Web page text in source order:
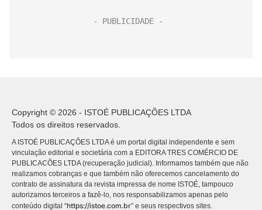
Copyright © 2026 - ISTOÉ PUBLICAÇÕES LTDA
Todos os direitos reservados.
A ISTOÉ PUBLICAÇÕES LTDA é um portal digital independente e sem
vinculação editorial e societária com a EDITORA TRES COMÉRCIO DE
PUBLICACÕES LTDA (recuperação judicial). Informamos também que não
realizamos cobranças e que também não oferecemos cancelamento do
contrato de assinatura da revista impressa de nome ISTOÉ, tampouco
autorizamos terceiros a fazê-lo, nos responsabilizamos apenas pelo
conteúdo digital “https://istoe.com.br” e seus respectivos sites.